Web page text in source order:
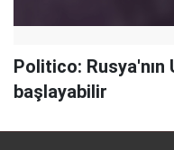
Politico:
başlayabilir